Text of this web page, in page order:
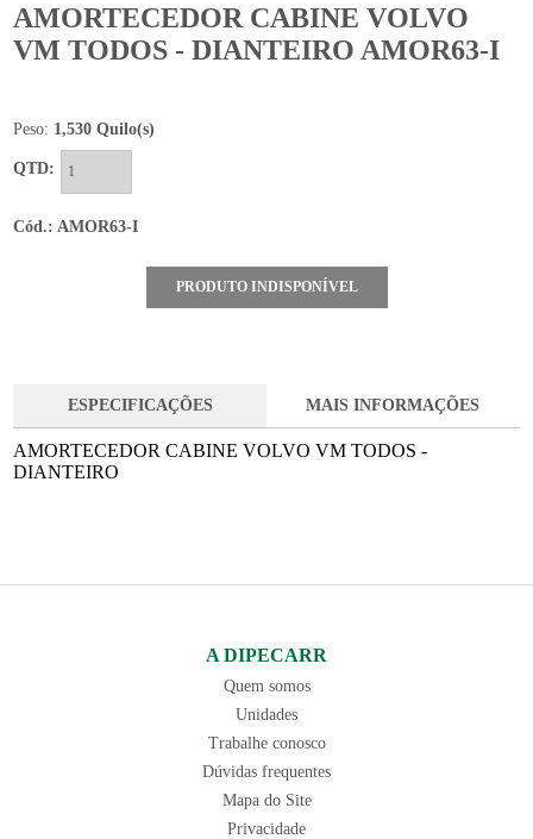
AMORTECEDOR CABINE VOLVO
VM TODOS - DIANTEIRO AMOR63-I
Peso: 1,530 Quilo(s)
QTD:
Cód.: AMOR63-I
PRODUTO INDISPONÍVEL
ESPECIFICAÇÕES MAIS INFORMAÇÕES
AMORTECEDOR CABINE VOLVO VM TODOS -
DIANTEIRO
A DIPECARR
Quem somos
Unidades
Trabalhe conosco
Dúvidas frequentes
Mapa do Site
Privacidade